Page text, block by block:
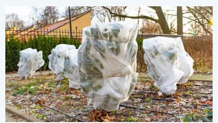
Ako účinne ochrániť úrodu pred mrazmi?. Najväčší jarný